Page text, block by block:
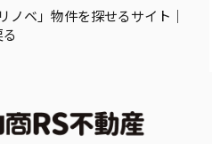
ノベ」物件を探せるサイト｜